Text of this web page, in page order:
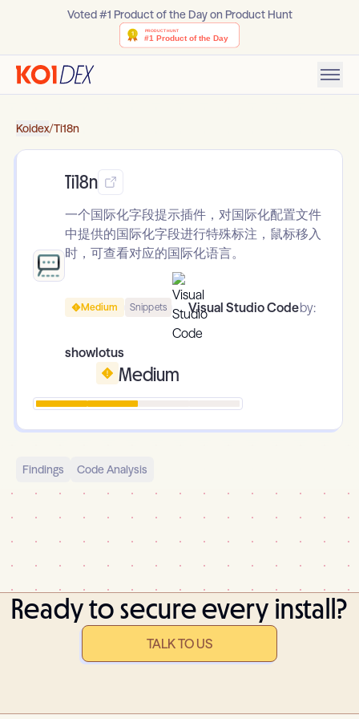
Voted #1 Product of the Day on Product Hunt
Koidex/Ti18n
Ti18n
一个国际化字段提示插件，对国际化配置文件
中提供的国际化字段进行特殊标注，鼠标移入
时，可查看对应的国际化语言。
Medium Snippets Visual Studio Codeby:
showlotus
Medium
Findings Code Analysis
Ready to secure every install?
TALK TO US